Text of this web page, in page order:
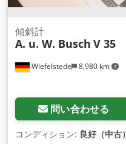
Wiefelstede 8,980 km
傾斜計
A. u. W. Busch V 35
問い合わせる
コンディション: 良好（中古）